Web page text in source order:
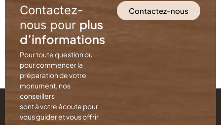
Contactez-
nous pour plus
d’informations
Pour toute question ou
pour commencer la
préparation de votre
monument, nos
conseillers
sont à votre écoute pour
vous guider et vous offrir
Contactez-nous